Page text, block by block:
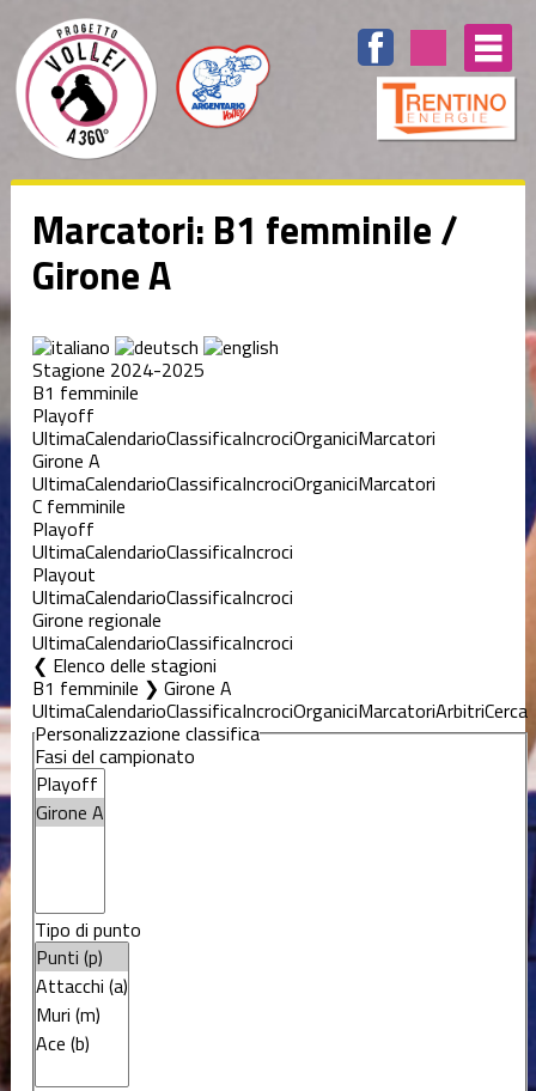
Marcatori: B1 femminile /
Girone A
Stagione 2024-2025
B1 femminile
Playoff
UltimaCalendarioClassificaIncrociOrganiciMarcatori
Girone A
UltimaCalendarioClassificaIncrociOrganiciMarcatori
C femminile
Playoff
UltimaCalendarioClassificaIncroci
Playout
UltimaCalendarioClassificaIncroci
Girone regionale
UltimaCalendarioClassificaIncroci
Elenco delle stagioni
B1 femminile ❯ Girone A
UltimaCalendarioClassificaIncrociOrganiciMarcatoriArbitriCerca
Personalizzazione classifica
Fasi del campionato
Tipo di punto